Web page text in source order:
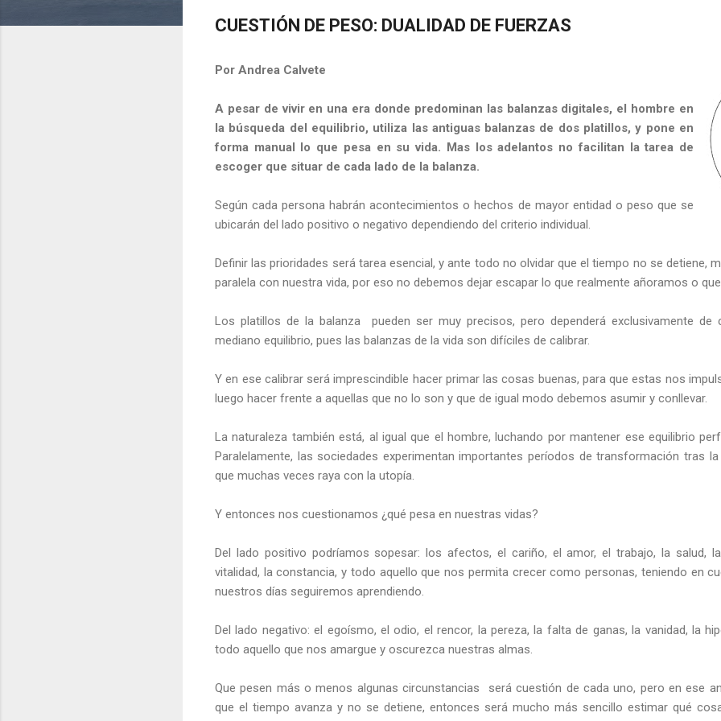
CUESTIÓN DE PESO: DUALIDAD DE FUERZAS
Por Andrea Calvete
A pesar de vivir en una era donde predominan las balanzas digitales, el hombre en
la búsqueda del equilibrio, utiliza las antiguas balanzas de dos platillos, y pone en
forma manual lo que pesa en su vida. Mas los adelantos no facilitan la tarea de
escoger que situar de cada lado de la balanza.
Según cada persona habrán acontecimientos o hechos de mayor entidad o peso que se
ubicarán del lado positivo o negativo dependiendo del criterio individual.
Definir las prioridades será tarea esencial, y ante todo no olvidar que el tiempo no se detiene,
paralela con nuestra vida, por eso no debemos dejar escapar lo que realmente añoramos o
Los platillos de la balanza pueden ser muy precisos, pero dependerá exclusivamente
mediano equilibrio, pues las balanzas de la vida son difíciles de calibrar.
Y en ese calibrar será imprescindible hacer primar las cosas buenas, para que estas nos
luego hacer frente a aquellas que no lo son y que de igual modo debemos asumir y conllevar.
La naturaleza también está, al igual que el hombre, luchando por mantener ese equilibrio
Paralelamente, las sociedades experimentan importantes períodos de transformación tras
que muchas veces raya con la utopía.
Y entonces nos cuestionamos ¿qué pesa en nuestras vidas?
Del lado positivo podríamos sopesar: los afectos, el cariño, el amor, el trabajo, la salud,
vitalidad, la constancia, y todo aquello que nos permita crecer como personas, teniendo en
nuestros días seguiremos aprendiendo.
Del lado negativo: el egoísmo, el odio, el rencor, la pereza, la falta de ganas, la vanidad, la
todo aquello que nos amargue y oscurezca nuestras almas.
Que pesen más o menos algunas circunstancias será cuestión de cada uno, pero en ese
que el tiempo avanza y no se detiene, entonces será mucho más sencillo estimar qué